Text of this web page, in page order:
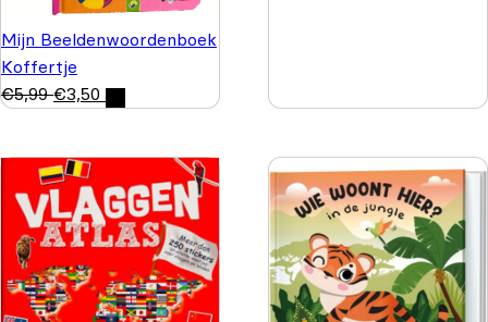
Mijn Beeldenwoordenboek
Koffertje
€5,99 €3,50